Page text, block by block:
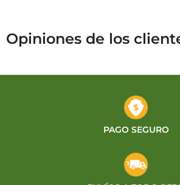
Opiniones de los
PAGO SEGURO